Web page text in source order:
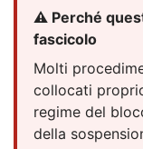
⚠️ Perché
fascicolo
Molti
collocati
regime del
della